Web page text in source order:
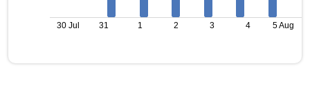
30 Jul 31 1 2 3 4 5 Aug